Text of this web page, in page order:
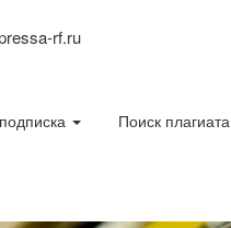
rf.ru
Поиск плагиата